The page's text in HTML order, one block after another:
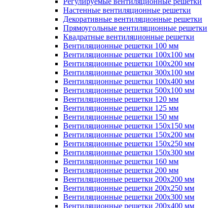
Настенные вентиляционные решетки
Декоративные вентиляционные решетки
Прямоугольные вентиляционные решетки
Квадратные вентиляционные решетки
Вентиляционные решетки 100 мм
Вентиляционные решетки 100х100 мм
Вентиляционные решетки 100х200 мм
Вентиляционные решетки 300х100 мм
Вентиляционные решетки 100х400 мм
Вентиляционные решетки 500х100 мм
Вентиляционные решетки 120 мм
Вентиляционные решетки 125 мм
Вентиляционные решетки 150 мм
Вентиляционные решетки 150х150 мм
Вентиляционные решетки 150х200 мм
Вентиляционные решетки 150х250 мм
Вентиляционные решетки 150х300 мм
Вентиляционные решетки 160 мм
Вентиляционные решетки 200 мм
Вентиляционные решетки 200х200 мм
Вентиляционные решетки 200х250 мм
Вентиляционные решетки 200х300 мм
Вентиляционные решетки 200х400 мм